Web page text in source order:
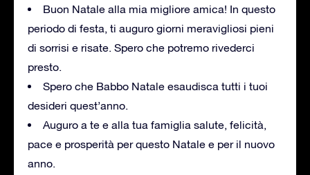
Buon Natale alla mia migliore amica! In questo
periodo di festa, ti auguro giorni meravigliosi pieni
di sorrisi e risate. Spero che potremo rivederci
presto.
Spero che Babbo Natale esaudisca tutti i tuoi
desideri quest’anno.
Auguro a te e alla tua famiglia salute, felicità,
pace e prosperità per questo Natale e per il nuovo
anno.